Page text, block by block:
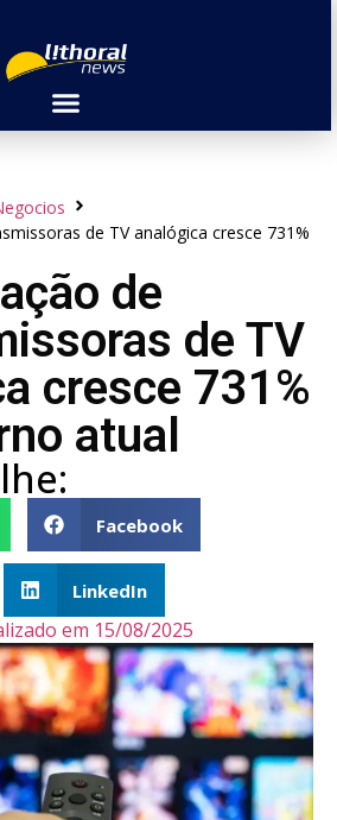
de TV analógica cresce 731%
de
de TV
cresce 731%
atual
Facebook
LinkedIn
em 15/08/2025